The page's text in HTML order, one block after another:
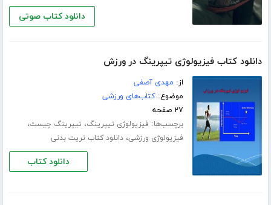
دانلود کتاب صوتی
دانلود کتاب فیزیولوژی تیپرینگ در ورزش
از: مهدی آصفی
موضوع:کتاب‌های ورزشی
۲۷ صفحه
برچسب‌ها: فیزیولوژی تیپرینگ، تیپرینگ چیست،
فیزیولوژی ورزشی،دانلود کتاب تریت بدنی
دانلود کتاب